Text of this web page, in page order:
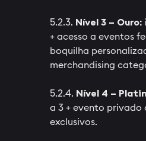
5.2.3. Nível 3 – Ouro:
+ acesso a eventos
boquilha
merchandising
5.2.4. Nível 4 –
a 3 + evento privado
exclusivos.